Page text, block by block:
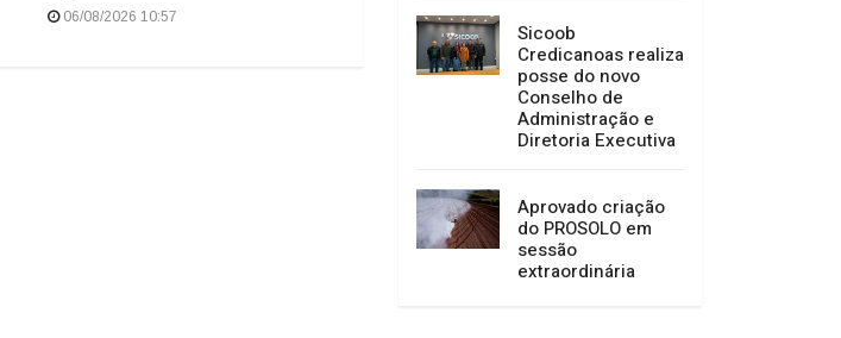
06/08/2026 10:57 06/08/2026 09:41
Sicoob
Credicanoas realiza
posse do novo
Conselho de
Administração e
Diretoria Executiva
Aprovado criação
do PROSOLO em
sessão
extraordinária